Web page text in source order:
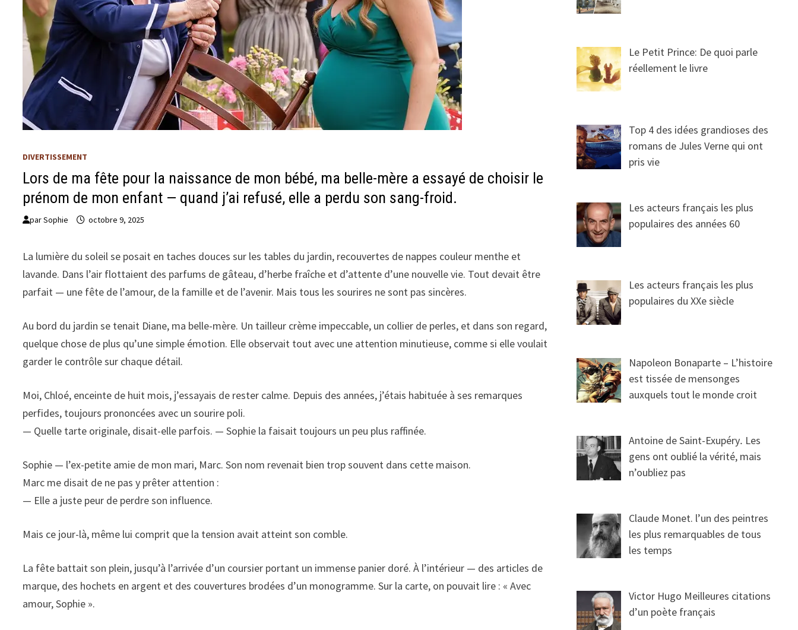
DIVERTISSEMENT
Lors de ma fête pour la naissance de mon bébé, ma belle-mère a essayé de choisir le
prénom de mon enfant — quand j’ai refusé, elle a perdu son sang-froid.
parSophie octobre 9, 2025
La lumière du soleil se posait en taches douces sur les tables du jardin, recouvertes de nappes couleur menthe et
lavande. Dans l’air flottaient des parfums de gâteau, d’herbe fraîche et d’attente d’une nouvelle vie. Tout devait être
parfait — une fête de l’amour, de la famille et de l’avenir. Mais tous les sourires ne sont pas sincères.
Au bord du jardin se tenait Diane, ma belle-mère. Un tailleur crème impeccable, un collier de perles, et dans son regard,
quelque chose de plus qu’une simple émotion. Elle observait tout avec une attention minutieuse, comme si elle voulait
garder le contrôle sur chaque détail.
Moi, Chloé, enceinte de huit mois, j’essayais de rester calme. Depuis des années, j’étais habituée à ses remarques
perfides, toujours prononcées avec un sourire poli.
— Quelle tarte originale, disait-elle parfois. — Sophie la faisait toujours un peu plus raffinée.
Sophie — l’ex-petite amie de mon mari, Marc. Son nom revenait bien trop souvent dans cette maison.
Marc me disait de ne pas y prêter attention :
— Elle a juste peur de perdre son influence.
Mais ce jour-là, même lui comprit que la tension avait atteint son comble.
La fête battait son plein, jusqu’à l’arrivée d’un coursier portant un immense panier doré. À l’intérieur — des articles de
marque, des hochets en argent et des couvertures brodées d’un monogramme. Sur la carte, on pouvait lire : « Avec
amour, Sophie ».
Le Petit Prince: De quoi parle
réellement le livre
Top 4 des idées grandioses des
romans de Jules Verne qui ont
pris vie
Les acteurs français les plus
populaires des années 60
Les acteurs français les plus
populaires du XXe siècle
Napoleon Bonaparte – L’histoire
est tissée de mensonges
auxquels tout le monde croit
Antoine de Saint-Exupéry․ Les
gens ont oublié la vérité, mais
n’oubliez pas
Claude Monet. l’un des peintres
les plus remarquables de tous
les temps
Victor Hugo Meilleures citations
d’un poète français